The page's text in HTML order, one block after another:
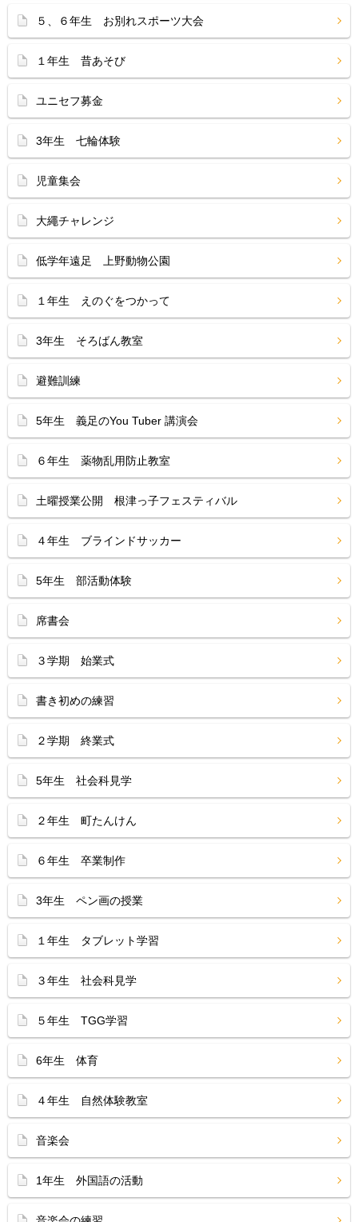
５、６年生 お別れスポーツ大会
１年生 昔あそび
ユニセフ募金
3年生 七輪体験
児童集会
大繩チャレンジ
低学年遠足 上野動物公園
１年生 えのぐをつかって
3年生 そろばん教室
避難訓練
5年生 義足のYou Tuber 講演会
６年生 薬物乱用防止教室
土曜授業公開 根津っ子フェスティバル
４年生 ブラインドサッカー
5年生 部活動体験
席書会
３学期 始業式
書き初めの練習
２学期 終業式
5年生 社会科見学
２年生 町たんけん
６年生 卒業制作
3年生 ペン画の授業
１年生 タブレット学習
３年生 社会科見学
５年生 TGG学習
6年生 体育
４年生 自然体験教室
音楽会
1年生 外国語の活動